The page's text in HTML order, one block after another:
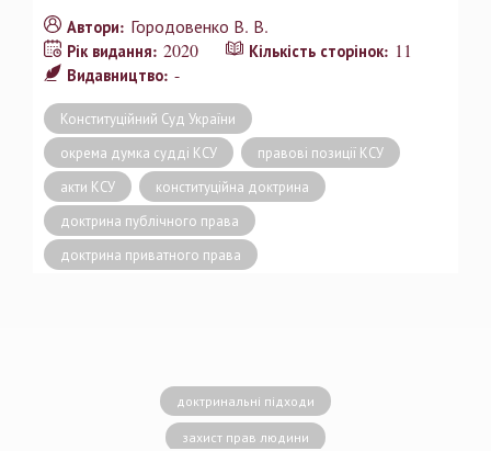
Автори: Городовенко В. В.
Рік видання: 2020 Кількість сторінок: 11
Видавництво: -
Конституційний Суд України
окрема думка судді КСУ
правові позиції КСУ
акти КСУ
конституційна доктрина
доктрина публічного права
доктрина приватного права
доктринальні підходи
захист прав людини